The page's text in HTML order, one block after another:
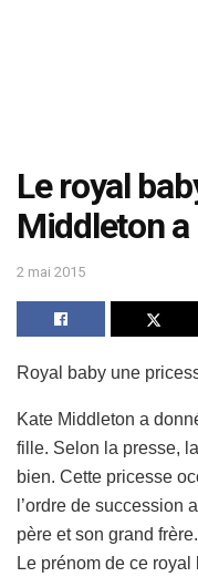
Le royal
Middleton
2 mai 2015
Royal baby une
Kate Middleton a
fille. Selon la presse,
bien. Cette pricesse
l’ordre de succession
père et son grand frère.
Le prénom de ce royal